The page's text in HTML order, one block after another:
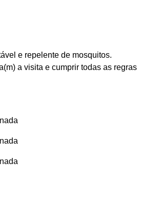
e repelente de mosquitos.
a visita e cumprir todas as regras